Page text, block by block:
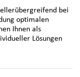
bei
optimalen
Ihnen als
Lösungen